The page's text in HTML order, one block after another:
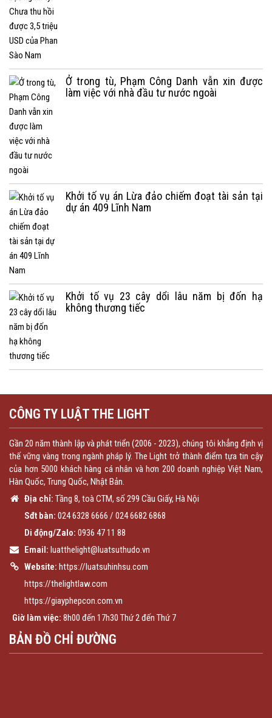
Ở trong tù, Phạm Công Danh vẫn xin được
làm việc với nhà đầu tư nước ngoài
Khởi tố vụ án Lừa đảo chiếm đoạt tài sản tại
dự án 409 Lĩnh Nam
Khởi tố vụ 23 cây dổi lâu năm bị đốn hạ
không thương tiếc
CÔNG TY LUẬT THE LIGHT
Gần 20 năm thành lập và phát triển (2006 - 2023), chúng tôi khẳng định vị
thế vững vàng trong ngành pháp lý. The Light trở thành điểm tựa tin cậy
của hơn 5000 khách hàng cá nhân và hơn 200 doanh nghiệp Việt Nam,
Hàn Quốc, Trung Quốc, Nhật Bản.
Địa chỉ: Tầng 8, toà CTM, số 299 Cầu Giấy, Hà Nội
Sđt bàn: 024 6328 6666 / 024 6682 6868
Di động/Zalo: 0936 47 11 88
Email: luatthelight@luatsuthudo.vn
Website: https://luatsuhinhsu.com
https://thelightlaw.com
https://giayphepcon.com.vn
Giờ làm việc: 8h00 đến 17h30 Thứ 2 đến Thứ 7
BẢN ĐỒ CHỈ ĐƯỜNG